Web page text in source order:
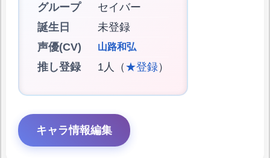
グループ
セイバー
誕生日
未登録
声優(CV)
山路和弘
推し登録 1人（ ★登録）
キャラ情報編集